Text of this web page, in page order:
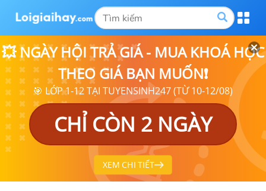
💥 NGÀY HỘI TRẢ GIÁ - MUA KHOÁ HỌC
THEO GIÁ BẠN MUỐN❗
🎯 LỚP 1-12 TẠI TUYENSINH247 (TỪ 10-12/08)
CHỈ CÒN 2 NGÀY
XEM CHI TIẾT